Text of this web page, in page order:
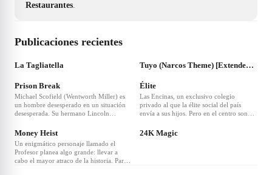
Restaurantes.
Publicaciones recientes
La Tagliatella Tuyo (Narcos Theme) [Extended Version] - A Netflix Original Series Soundtrack
Prison Break
Michael Scofield (Wentworth Miller) es
un hombre desesperado en un situación
desesperada. Su hermano Lincoln
la pena capital está a la espera de ser
ejecutado. A pesar de todas las
evidencias, Michael cree en su inocencia,
por lo que decide robar un banco para
dejarse atrapar y ser encarcelado en la
Élite
Las Encinas, un exclusivo colegio
privado al que la élite social del país
envía a sus hijos. Pero en el centro son
humildes después de que un terremoto
destruyera el colegio público en el que
Money Heist
Un enigmático personaje llamado el
Profesor planea algo grande: llevar a
cabo el mayor atraco de la historia. Para
24K Magic